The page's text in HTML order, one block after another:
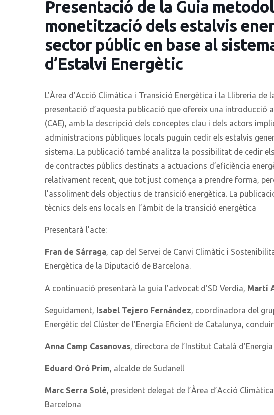
Presentació de la Guia
monetització dels estalvis
sector públic en base al
d’Estalvi Energètic
L’Àrea d’Acció Climàtica i Transició Energètica i la Llibreria
presentació d’aquesta publicació que ofereix una introducció
(CAE), amb la descripció dels conceptes clau i dels actors
administracions públiques locals puguin cedir els estalvis
sistema. La publicació també analitza la possibilitat de cedir
de contractes públics destinats a actuacions d’eficiència
relativament recent, que tot just comença a prendre forma,
l’assoliment dels objectius de transició energètica. La
tècnics dels ens locals en l’àmbit de la transició energètica
Presentarà l’acte:
Fran de Sárraga, cap del Servei de Canvi Climàtic i
Energètica de la Diputació de Barcelona.
A continuació presentarà la guia l’advocat d’SD Verdia, Martí
Seguidament, Isabel Tejero Fernández, coordinadora del
Energètic del Clúster de l’Energia Eficient de Catalunya,
Anna Camp Casanovas, directora de l’Institut Català d’Energia
Eduard Oró Prim, alcalde de Sudanell
Marc Serra Solé, president delegat de l’Àrea d’Acció
Barcelona